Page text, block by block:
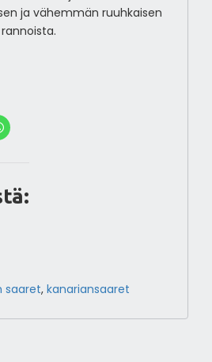
ja vähemmän ruuhkaisen
saaret, kanariansaaret